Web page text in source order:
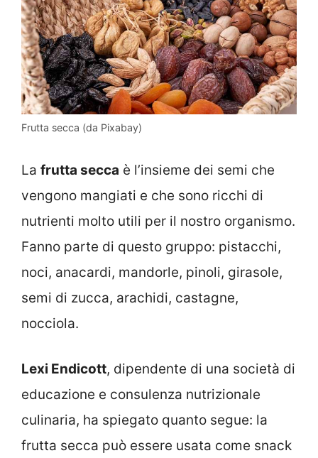
Frutta secca (da Pixabay)
La frutta secca è l’insieme dei semi che
vengono mangiati e che sono ricchi di
nutrienti molto utili per il nostro organismo.
Fanno parte di questo gruppo: pistacchi,
noci, anacardi, mandorle, pinoli, girasole,
semi di zucca, arachidi, castagne,
nocciola.
Lexi Endicott, dipendente di una società di
educazione e consulenza nutrizionale
culinaria, ha spiegato quanto segue: la
frutta secca può essere usata come snack